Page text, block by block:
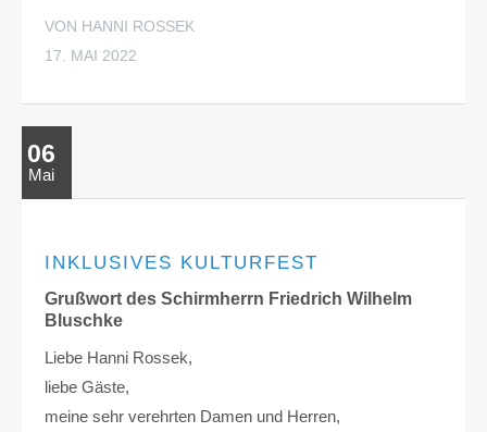
VON HANNI ROSSEK
17. MAI 2022
06
Mai
INKLUSIVES KULTURFEST
Grußwort des Schirmherrn Friedrich Wilhelm
Bluschke
Liebe Hanni Rossek,
liebe Gäste,
meine sehr verehrten Damen und Herren,